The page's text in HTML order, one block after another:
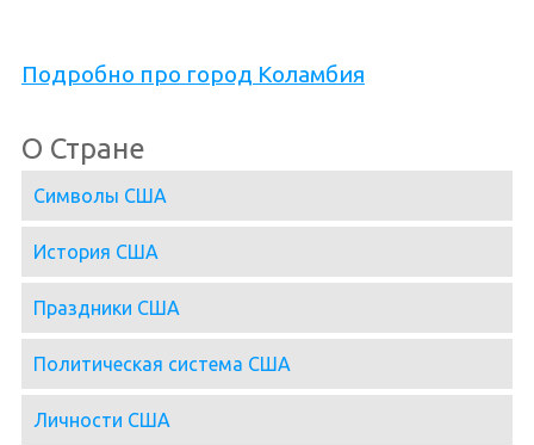
Подробно про город Коламбия
О Стране
Символы США
История США
Праздники США
Политическая система США
Личности США